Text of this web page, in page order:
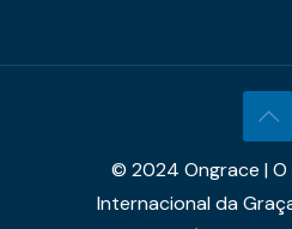
© 2024 Ongrace |
Internacional da